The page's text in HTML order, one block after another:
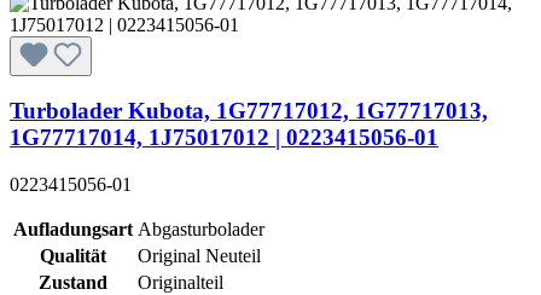
Turbolader Kubota, 1G77717012, 1G77717013,
1G77717014, 1J75017012 | 0223415056-01
0223415056-01
Aufladungsart Abgasturbolader
Qualität
Original Neuteil
Zustand
Originalteil